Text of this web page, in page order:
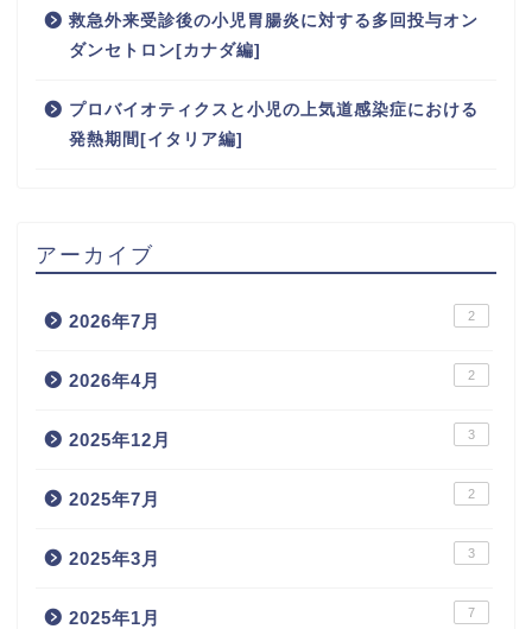
救急外来受診後の小児胃腸炎に対する多回投与オン
ダンセトロン[カナダ編]
プロバイオティクスと小児の上気道感染症における
発熱期間[イタリア編]
アーカイブ
2026年7月 2
2026年4月 2
2025年12月 3
2025年7月 2
2025年3月 3
2025年1月 7